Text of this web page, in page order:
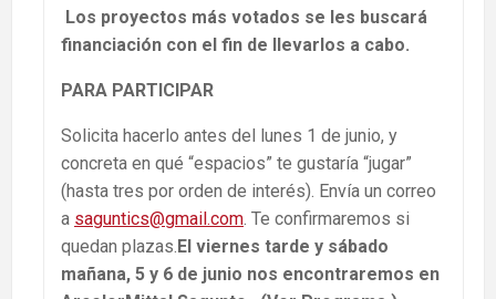
Los proyectos más votados se les buscará
financiación con el fin de llevarlos a cabo.
PARA PARTICIPAR
Solicita hacerlo antes del lunes 1 de junio, y
concreta en qué “espacios” te gustaría “jugar”
(hasta tres por orden de interés). Envía un correo
a saguntics@gmail.com . Te confirmaremos si
quedan plazas. El viernes tarde y sábado
mañana, 5 y 6 de junio nos encontraremos en